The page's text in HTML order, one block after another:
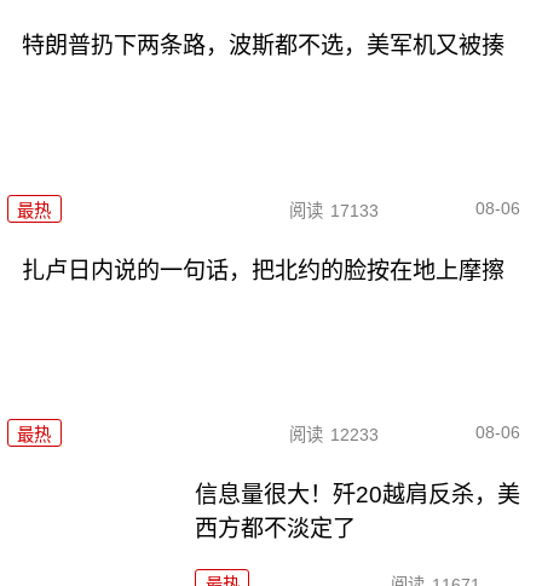
特朗普扔下两条路，波斯都不选，美军机又被揍
最热 阅读 17133 08-06
扎卢日内说的一句话，把北约的脸按在地上摩擦
最热 阅读 12233 08-06
信息量很大！歼20越肩反杀，美
西方都不淡定了